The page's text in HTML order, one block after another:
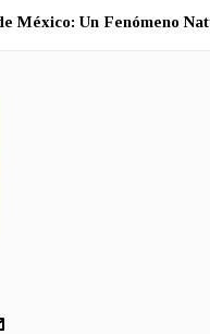
México: Un Fenómeno